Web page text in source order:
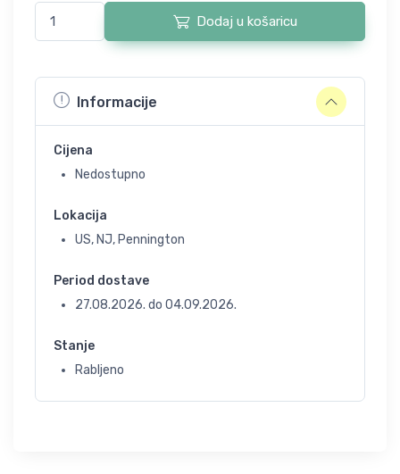
Dodaj u košaricu
Informacije
Cijena
Nedostupno
Lokacija
US, NJ, Pennington
Period dostave
27.08.2026. do 04.09.2026.
Stanje
Rabljeno